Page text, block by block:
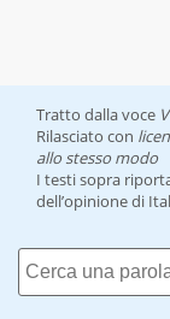
Tratto dalla voce
Rilasciato con
allo stesso modo
I testi sopra
dell’opinione di